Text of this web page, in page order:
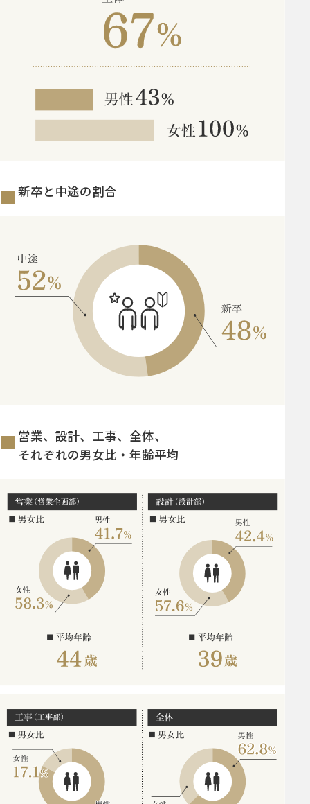
新卒と中途の割合
営業、設計、工事、全体、
それぞれの男女比・年齢平均